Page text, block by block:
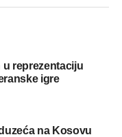
u reprezentaciju
igre
na Kosovu